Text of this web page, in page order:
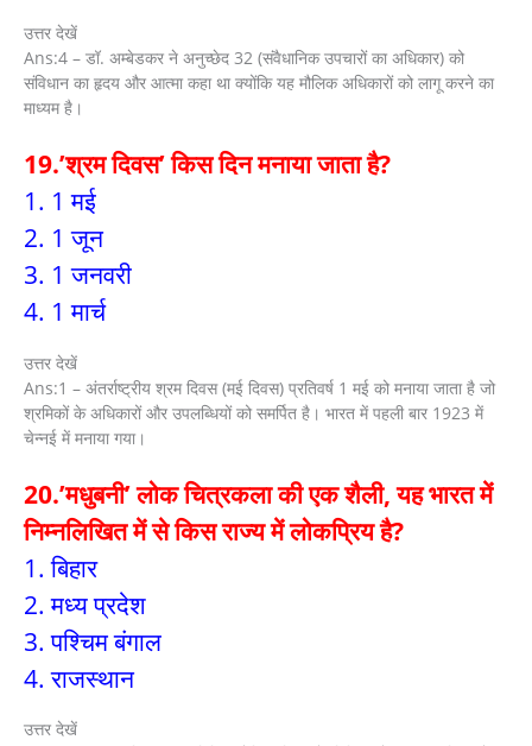
उत्तर देखें
Ans:4 – डॉ. अम्बेडकर ने अनुच्छेद 32 (संवैधानिक उपचारों का अधिकार) को
संविधान का हृदय और आत्मा कहा था क्योंकि यह मौलिक अधिकारों को लागू करने का
माध्यम है।
19.’श्रम दिवस’ किस दिन मनाया जाता है?
1. 1 मई
2. 1 जून
3. 1 जनवरी
4. 1 मार्च
उत्तर देखें
Ans:1 – अंतर्राष्ट्रीय श्रम दिवस (मई दिवस) प्रतिवर्ष 1 मई को मनाया जाता है जो
श्रमिकों के अधिकारों और उपलब्धियों को समर्पित है। भारत में पहली बार 1923 में
चेन्नई में मनाया गया।
20.’मधुबनी’ लोक चित्रकला की एक शैली, यह भारत में
निम्नलिखित में से किस राज्य में लोकप्रिय है?
1. बिहार
2. मध्य प्रदेश
3. पश्चिम बंगाल
4. राजस्थान
उत्तर देखें